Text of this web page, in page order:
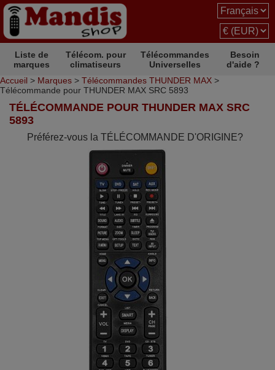
Liste de
marques
Télécom. pour
climatiseurs
Télécommandes
Universelles
Besoin
d'aide ?
Accueil > Marques > Télécommandes THUNDER MAX >
Télécommande pour THUNDER MAX SRC 5893
TÉLÉCOMMANDE POUR THUNDER MAX SRC
5893
Préférez-vous la TÉLÉCOMMANDE D'ORIGINE?